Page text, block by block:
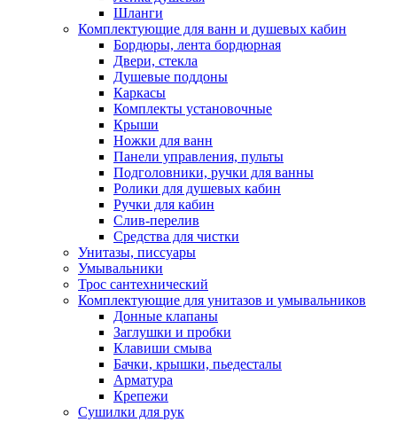
Шланги
Комплектующие для ванн и душевых кабин
Бордюры, лента бордюрная
Двери, стекла
Душевые поддоны
Каркасы
Комплекты установочные
Крыши
Ножки для ванн
Панели управления, пульты
Подголовники, ручки для ванны
Ролики для душевых кабин
Ручки для кабин
Слив-перелив
Средства для чистки
Унитазы, писсуары
Умывальники
Трос сантехнический
Комплектующие для унитазов и умывальников
Донные клапаны
Заглушки и пробки
Клавиши смыва
Бачки, крышки, пьедесталы
Арматура
Крепежи
Сушилки для рук